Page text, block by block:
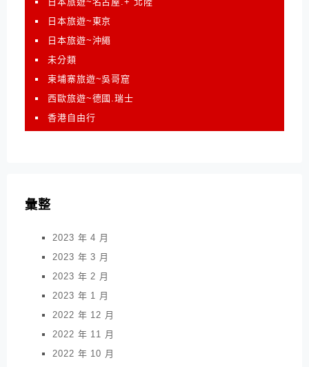
日本旅遊~東京
日本旅遊~沖繩
未分類
柬埔寨旅遊~吳哥窟
西歐旅遊~德國.瑞士
香港自由行
彙整
2023 年 4 月
2023 年 3 月
2023 年 2 月
2023 年 1 月
2022 年 12 月
2022 年 11 月
2022 年 10 月